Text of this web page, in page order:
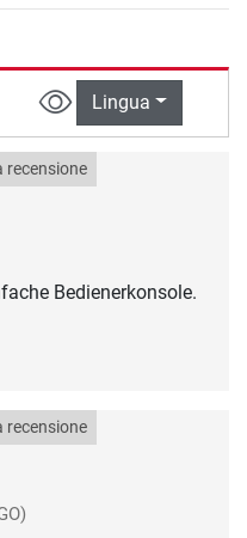
Lingua
recensione
Bedienerkonsole.
recensione